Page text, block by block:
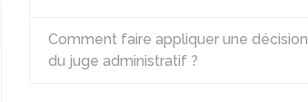
Comment faire appliquer une décision
du juge administratif ?